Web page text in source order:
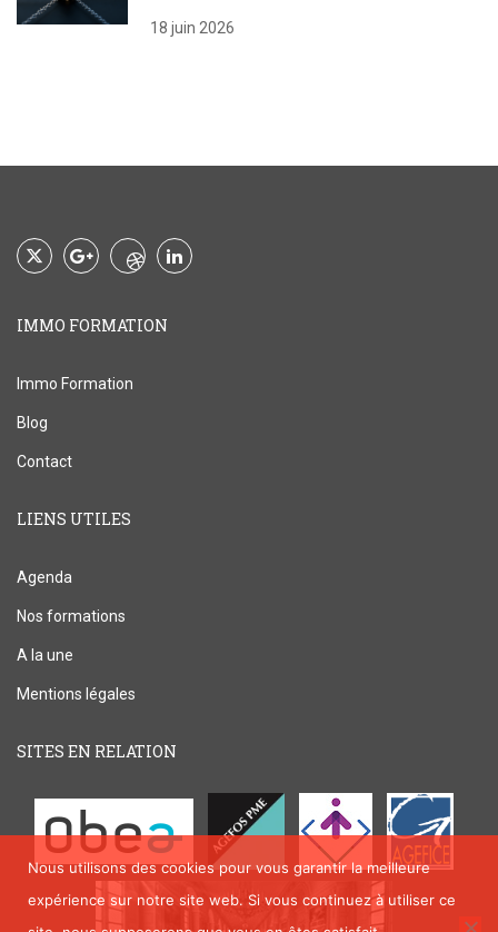
18 juin 2026
IMMO FORMATION
Immo Formation
Blog
Contact
LIENS UTILES
Agenda
Nos formations
A la une
Mentions légales
SITES EN RELATION
Nous utilisons des cookies pour vous garantir la meilleure
expérience sur notre site web. Si vous continuez à utiliser ce